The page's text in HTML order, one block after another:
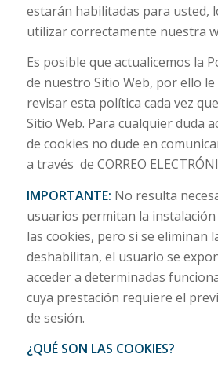
estarán habilitadas para usted,
utilizar correctamente nuestra
Es posible que actualicemos la
de nuestro Sitio Web, por ello
revisar esta política cada vez
Sitio Web. Para cualquier duda
de cookies no dude en
a través de CORREO
IMPORTANTE: No resulta
usuarios permitan la instalación
las cookies, pero si se eliminan
deshabilitan, el usuario se
acceder a determinadas
cuya prestación requiere el
de sesión.
¿QUÉ SON LAS COOKIES?